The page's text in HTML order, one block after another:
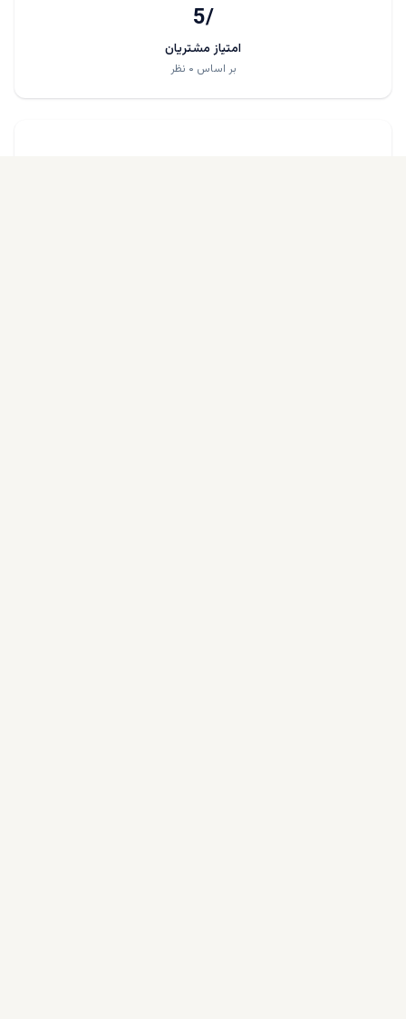
/5
امتیاز مشتریان
بر اساس ۰ نظر